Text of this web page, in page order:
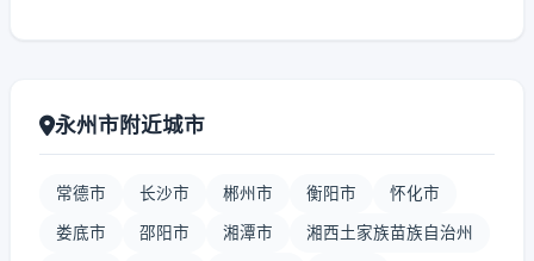
永州市附近城市
常德市 长沙市 郴州市 衡阳市 怀化市
娄底市 邵阳市 湘潭市 湘西土家族苗族自治州